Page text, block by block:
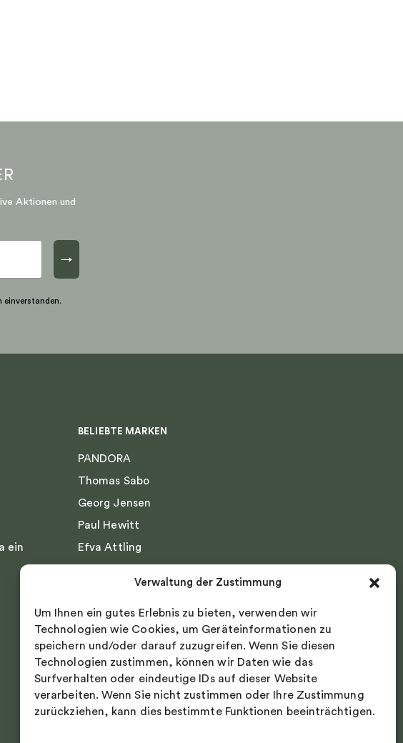
Verwaltung der Zustimmung
Um Ihnen ein gutes Erlebnis zu bieten, verwenden wir
Technologien wie Cookies, um Geräteinformationen zu
speichern und/oder darauf zuzugreifen. Wenn Sie diesen
Technologien zustimmen, können wir Daten wie das
Surfverhalten oder eindeutige IDs auf dieser Website
verarbeiten. Wenn Sie nicht zustimmen oder Ihre Zustimmung
zurückziehen, kann dies bestimmte Funktionen beeinträchtigen.
Aktionen und
→
einverstanden.
ein
BELIEBTE MARKEN
PANDORA
Thomas Sabo
Georg Jensen
Paul Hewitt
Efva Attling
Nordic Spectra